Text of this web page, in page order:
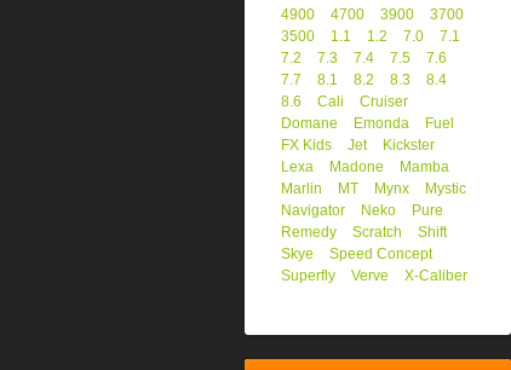
4900 4700 3900
3700
3500
1.1 1.2 7.0
7.1
7.2
7.3 7.4 7.5
7.6
7.7
8.1 8.2 8.3
8.4
8.6
Cali
Cruiser
Domane
Emonda
Fuel
FX Kids
Jet
Kickster
Lexa
Madone
Mamba
Marlin
MT Mynx
Mystic
Navigator
Neko
Pure
Remedy
Scratch
Shift
Skye
Speed Concept
Superfly
Verve X-Caliber